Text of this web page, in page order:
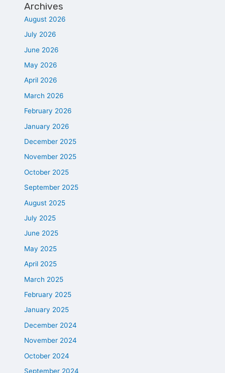
Archives
August 2026
July 2026
June 2026
May 2026
April 2026
March 2026
February 2026
January 2026
December 2025
November 2025
October 2025
September 2025
August 2025
July 2025
June 2025
May 2025
April 2025
March 2025
February 2025
January 2025
December 2024
November 2024
October 2024
September 2024